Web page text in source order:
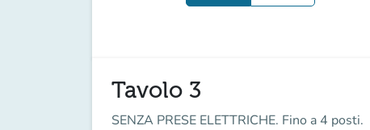
Tavolo 3
SENZA PRESE ELETTRICHE. Fino a 4 posti.